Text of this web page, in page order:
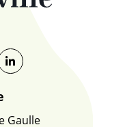
dans un nouvel onglet)
dans un nouvel
Linkedin
(ouverture dans un
Gaulle